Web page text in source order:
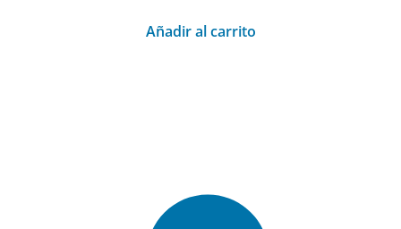
Añadir al carrito